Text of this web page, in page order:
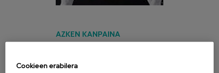
AZKEN KANPAINA
Cookieen erabilera